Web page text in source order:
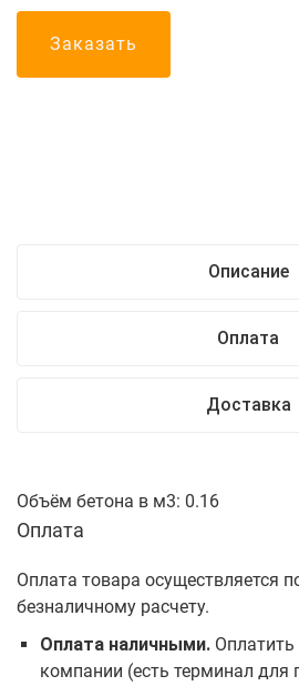
Заказать
Описание
Оплата
Доставка
Объём бетона в м3: 0.16
Оплата
Оплата товара осуществляется
безналичному расчету.
Оплата наличными.
компании (есть терминал для